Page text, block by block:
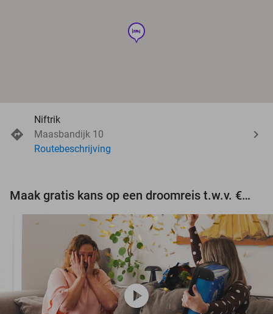
hotel
Niftrik
Maasbandijk 10
Routebeschrijving
Maak gratis kans op een droomreis t.w.v. €3.000!
play_circle